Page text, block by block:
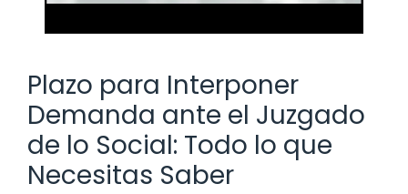
Plazo para Interponer
Demanda ante el Juzgado
de lo Social: Todo lo que
Necesitas Saber